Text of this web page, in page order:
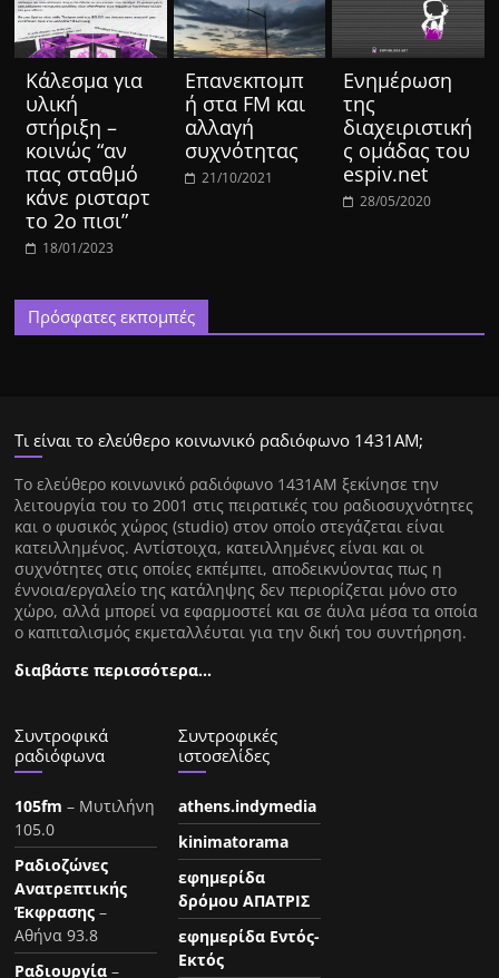
Κάλεσμα για
υλική
στήριξη –
κοινώς “αν
πας σταθμό
κάνε ρισταρτ
το 2ο πισι”
18/01/2023
Επανεκπομπ
ή στα FM και
αλλαγή
συχνότητας
21/10/2021
Ενημέρωση
της
διαχειριστική
ς ομάδας του
espiv.net
28/05/2020
Πρόσφατες εκπομπές
Τι είναι το ελεύθερο κοινωνικό ραδιόφωνο 1431ΑΜ;
Tο ελεύθερο κοινωνικό ραδιόφωνο 1431AM ξεκίνησε την
λειτουργία του το 2001 στις πειρατικές του ραδιοσυχνότητες
και ο φυσικός χώρος (studio) στον οποίο στεγάζεται είναι
κατειλλημένος. Αντίστοιχα, κατειλλημένες είναι και οι
συχνότητες στις οποίες εκπέμπει, αποδεικνύοντας πως η
έννοια/εργαλείο της κατάληψης δεν περιορίζεται μόνο στο
χώρο, αλλά μπορεί να εφαρμοστεί και σε άυλα μέσα τα οποία
ο καπιταλισμός εκμεταλλέυται για την δική του συντήρηση.
διαβάστε περισσότερα…
Συντροφικά
ραδιόφωνα
105fm – Μυτιλήνη
105.0
Ραδιοζώνες
Ανατρεπτικής
Έκφρασης –
Αθήνα 93.8
Ραδιουργία –
Συντροφικές
ιστοσελίδες
athens.indymedia
kinimatorama
εφημερίδα
δρόμου ΑΠΑΤΡΙΣ
εφημερίδα Εντός-
Εκτός